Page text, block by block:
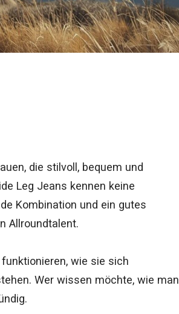
die stilvoll, bequem und
Leg Jeans kennen keine
Kombination und ein gutes
Allroundtalent.
wie sie sich
Wer wissen möchte, wie man